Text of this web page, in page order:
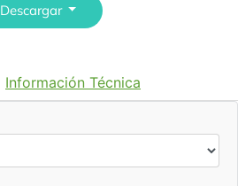
Descargar
Información Técnica